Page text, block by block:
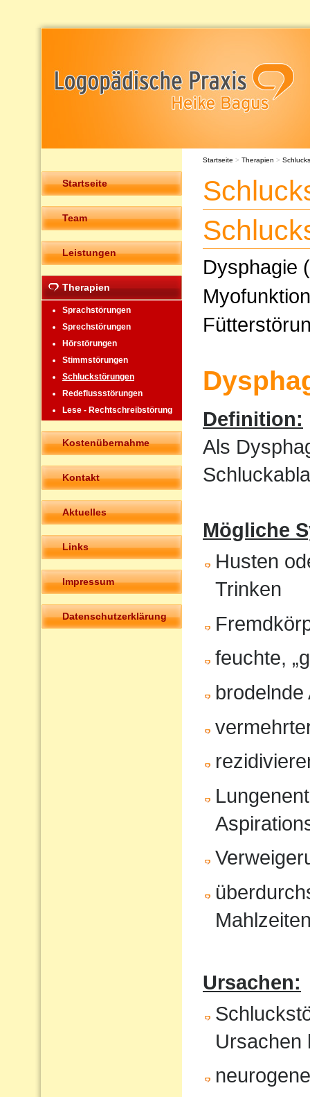
Startseite
Team
Leistungen
Therapien
Sprachstörungen
Sprechstörungen
Hörstörungen
Stimmstörungen
Schluckstörungen
Redeflussstörungen
Lese - Rechtschreibstörung
Kostenübernahme
Kontakt
Aktuelles
Links
Impressum
Datenschutzerklärung
Startseite > Therapien >
Dysphagie
Definition:
Als
Mögliche
Husten
Trinken
feuchte,
brodelnde
Ursachen:
Ursachen